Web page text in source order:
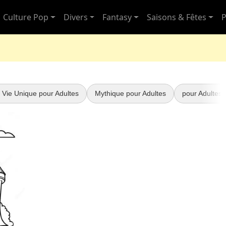
Culture Pop Divers Fantasy Saisons & Fêtes
Unique pour Adultes Mythique pour Adultes pour Adultes